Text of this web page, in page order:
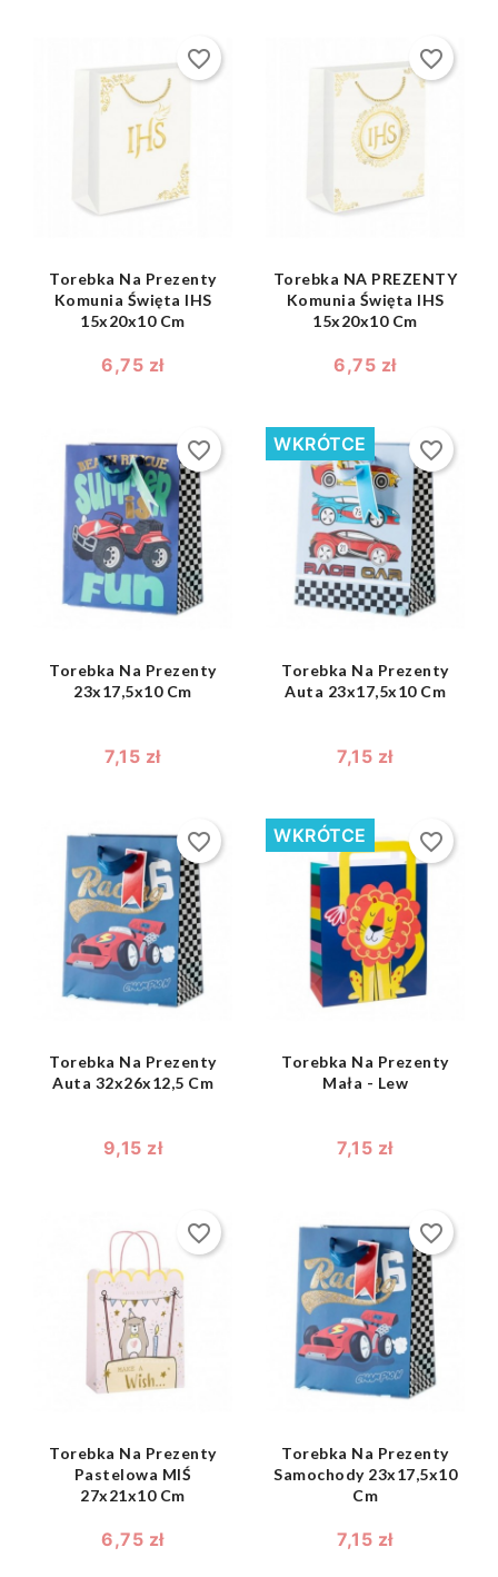

Torebka Na Prezenty
Komunia Święta IHS
15x20x10 Cm
6,75 zł
favorite_border

Torebka NA PREZENTY
Komunia Święta IHS
15x20x10 Cm
6,75 zł
favorite_border
shopping_bag 
Torebka Na Prezenty
23x17,5x10 Cm
7,15 zł
favorite_border
shopping_bag 
Torebka Na Prezenty
Auta 23x17,5x10 Cm
7,15 zł
WKRÓTCE favorite_border
shopping_bag 
Torebka Na Prezenty
Auta 32x26x12,5 Cm
9,15 zł
favorite_border
shopping_bag 
Torebka Na Prezenty
Mała - Lew
7,15 zł
WKRÓTCE favorite_border
shopping_bag 
Torebka Na Prezenty
Pastelowa MIŚ
27x21x10 Cm
6,75 zł
favorite_border
shopping_bag 
Torebka Na Prezenty
Samochody 23x17,5x10
Cm
7,15 zł
favorite_border